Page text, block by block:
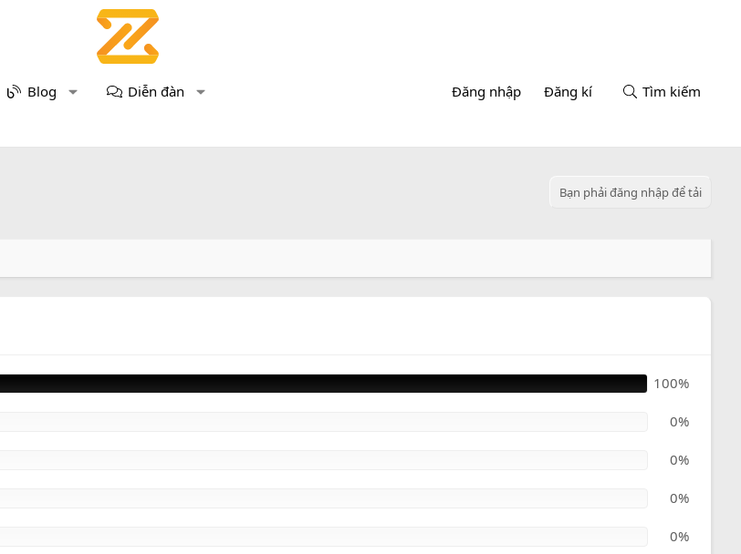
Blog Diễn đàn Đăng nhập Đăng kí Tìm kiếm
Bạn phải đăng nhập để tải
100%
0%
0%
0%
0%